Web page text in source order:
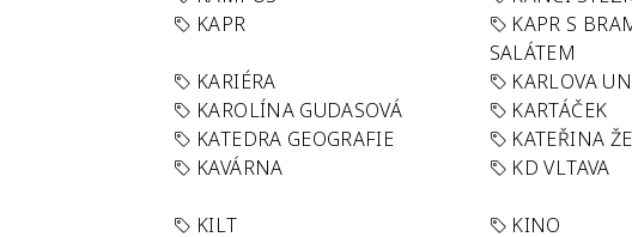
KAPR
KAPR S
SALÁTEM
KARIÉRA KARLOVA
KAROLÍNA GUDASOVÁ
KARTÁČEK
KATEDRA GEOGRAFIE
KATEŘINA
KAVÁRNA
KD VLTAVA
KILT KINO